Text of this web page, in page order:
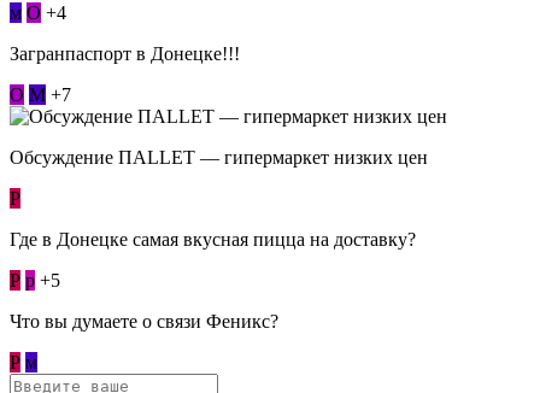
м О +4
Загранпаспорт в Донецке!!!
О М +7
Обсуждение ПАLLЕТ — гипермаркет низких цен
Р
Где в Донецке самая вкусная пицца на доставку?
Р p +5
Что вы думаете о связи Феникс?
Р м